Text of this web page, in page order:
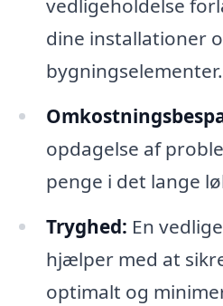
vedligeholdelse
dine installationer
bygningselementer.
opdagelse af
penge i det lange
Tryghed: En
hjælper med at
optimalt og